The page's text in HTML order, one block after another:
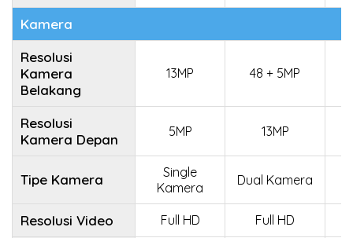
Kamera
Resolusi
Kamera
Belakang
13MP 48 + 5MP
Resolusi
Kamera Depan
5MP 13MP
Tipe Kamera
Single
Kamera
Dual Kamera
Resolusi Video Full HD Full HD